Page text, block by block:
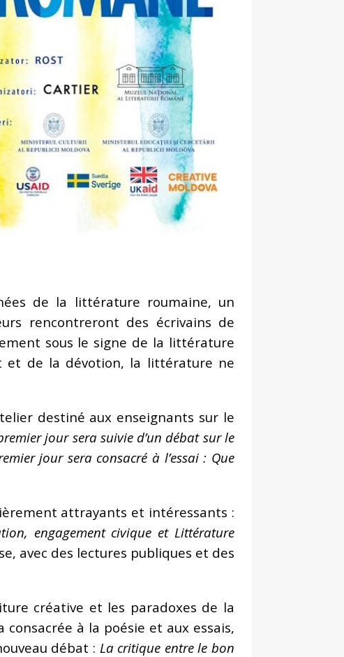
de la littérature roumaine, un
rencontreront des écrivains de
sous le signe de la littérature
et de la dévotion, la littérature ne
destiné aux enseignants sur le
jour sera suivie d’un débat sur le
jour sera consacré à l’essai : Que
attrayants et intéressants :
engagement civique et Littérature
avec des lectures publiques et des
créative et les paradoxes de la
à la poésie et aux essais,
débat : La critique entre le bon